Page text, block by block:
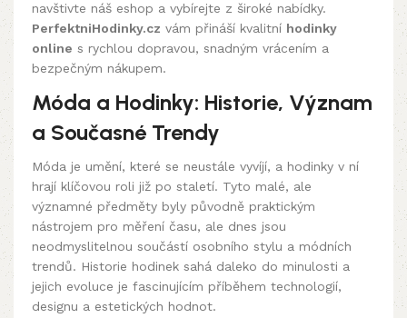
navštivte náš eshop a vybírejte z široké nabídky.
PerfektniHodinky.cz vám přináší kvalitní hodinky
online s rychlou dopravou, snadným vrácením a
bezpečným nákupem.
Móda a Hodinky: Historie, Význam
a Současné Trendy
Móda je umění, které se neustále vyvíjí, a hodinky v ní
hrají klíčovou roli již po staletí. Tyto malé, ale
významné předměty byly původně praktickým
nástrojem pro měření času, ale dnes jsou
neodmyslitelnou součástí osobního stylu a módních
trendů. Historie hodinek sahá daleko do minulosti a
jejich evoluce je fascinujícím příběhem technologií,
designu a estetických hodnot.